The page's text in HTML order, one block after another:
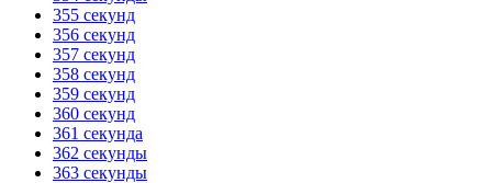
355 секунд
356 секунд
357 секунд
358 секунд
359 секунд
360 секунд
361 секунда
362 секунды
363 секунды